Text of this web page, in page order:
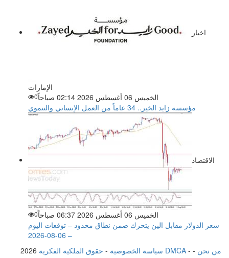
اخبار
الإمارات
الخميس 06 أغسطس 2026 02:14 صباحاً
0
مؤسسة زايد الخير.. 34 عاماً من العمل الإنساني والتنموي
الاقتصاد
الخميس 06 أغسطس 2026 06:37 صباحاً 0
سعر الدولار مقابل الين يتحرك ضمن نطاق محدود – توقعات اليوم
– 06-08-2026
2026
سياسة الخصوصية - حقوق الملكية الفكرية DMCA - من نحن -